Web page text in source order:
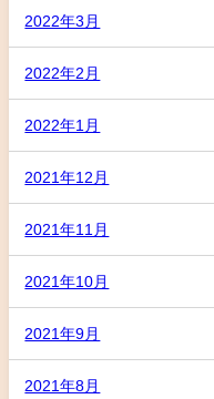
2022年3月
2022年2月
2022年1月
2021年12月
2021年11月
2021年10月
2021年9月
2021年8月